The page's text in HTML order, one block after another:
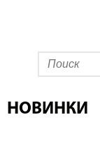
НОВИНКИ